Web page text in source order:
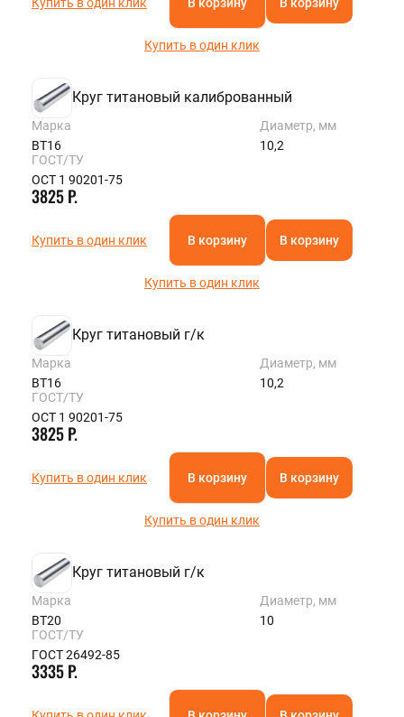
Купить в один клик
Круг титановый калиброванный
Марка
ВТ16
Диаметр, мм
10,2
ГОСТ/ТУ
ОСТ 1 90201-75
3825 Р.
Купить в один клик В корзину В корзину
Купить в один клик
Круг титановый г/к
Марка
ВТ16
Диаметр, мм
10,2
ГОСТ/ТУ
ОСТ 1 90201-75
3825 Р.
Купить в один клик В корзину В корзину
Купить в один клик
Круг титановый г/к
Марка
ВТ20
Диаметр, мм
10
ГОСТ/ТУ
ГОСТ 26492-85
3335 Р.